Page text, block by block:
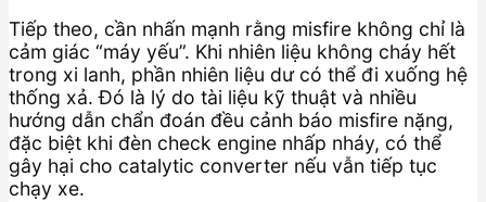
Tiếp theo, cần nhấn mạnh rằng misfire không chỉ là
cảm giác “máy yếu”. Khi nhiên liệu không cháy hết
trong xi lanh, phần nhiên liệu dư có thể đi xuống hệ
thống xả. Đó là lý do tài liệu kỹ thuật và nhiều
hướng dẫn chẩn đoán đều cảnh báo misfire nặng,
đặc biệt khi đèn check engine nhấp nháy, có thể
gây hại cho catalytic converter nếu vẫn tiếp tục
chạy xe.